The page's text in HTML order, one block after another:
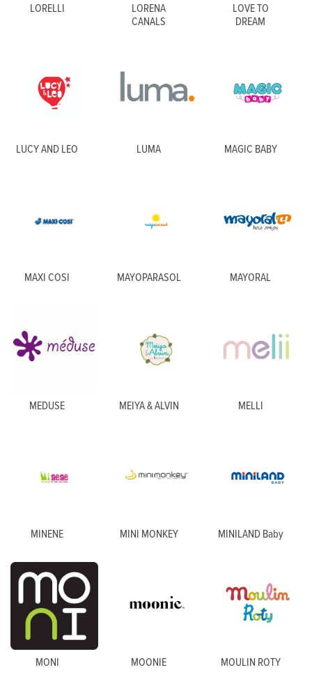
LORELLI
LORENA
CANALS
LOVE TO
DREAM
LUCY AND LEO LUMA MAGIC BABY
MAXI COSI MAYOPARASOL MAYORAL
MEDUSE MEIYA & ALVIN MELLI
MINENE MINI MONKEY MINILAND Baby
MONI MOONIE MOULIN ROTY